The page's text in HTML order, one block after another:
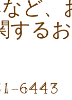
ど、
する